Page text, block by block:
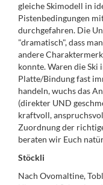
gleiche Skimodell in
Pistenbedingungen
durchgefahren. Die
"dramatisch", dass
andere
konnte. Waren die
Platte/Bindung fast
handeln, wuchs das
(direkter UND
kraftvoll,
Zuordnung der
beraten wir Euch
Stöckli
Nach Ovomaltine,